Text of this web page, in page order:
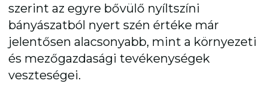
szerint az egyre bővülő nyíltszíni
bányászatból nyert szén értéke már
jelentősen alacsonyabb, mint a környezeti
és mezőgazdasági tevékenységek
veszteségei.